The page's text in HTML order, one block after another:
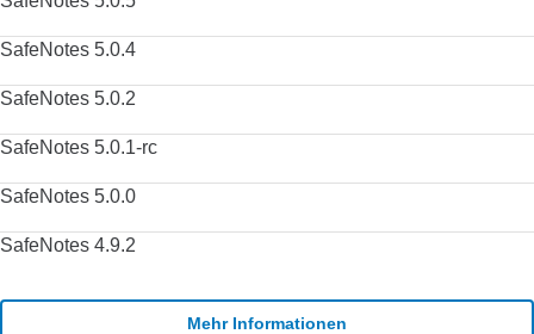
SafeNotes 5.0.4
SafeNotes 5.0.2
SafeNotes 5.0.1-rc
SafeNotes 5.0.0
SafeNotes 4.9.2
Mehr Informationen